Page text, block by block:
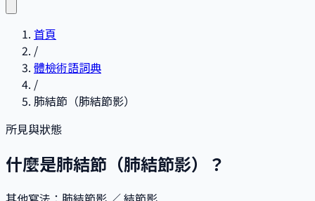
首頁
/
體檢術語詞典
/
肺結節（肺結節影）
所見與狀態
什麼是肺結節（肺結節影）？